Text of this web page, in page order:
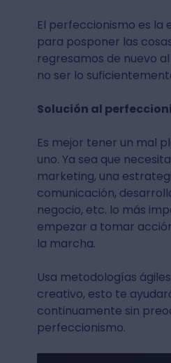
El perfeccionismo es la
para posponer las
regresamos de nuevo
no ser lo
Solución al
Es mejor tener un mal
uno. Ya sea que
marketing, una
comunicación,
negocio, etc. lo más
empezar a tomar
la marcha.
Usa metodologías
creativo, esto te
continuamente sin
perfeccionismo.